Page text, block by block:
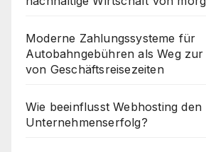
Moderne Zahlungssysteme für
Autobahngebühren als Weg
von Geschäftsreisezeiten
Wie beeinflusst Webhosting den
Unternehmenserfolg?